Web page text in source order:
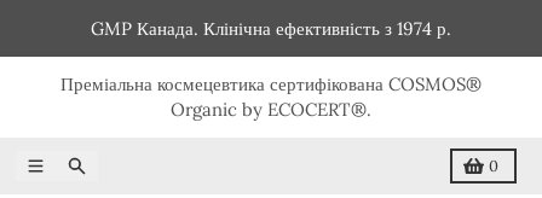
GMP Канада. Клінічна ефективність з 1974 р.
Преміальна космецевтика сертифікована COSMOS®
Organic by ECOCERT®.
МенюПошук 0
Кошик